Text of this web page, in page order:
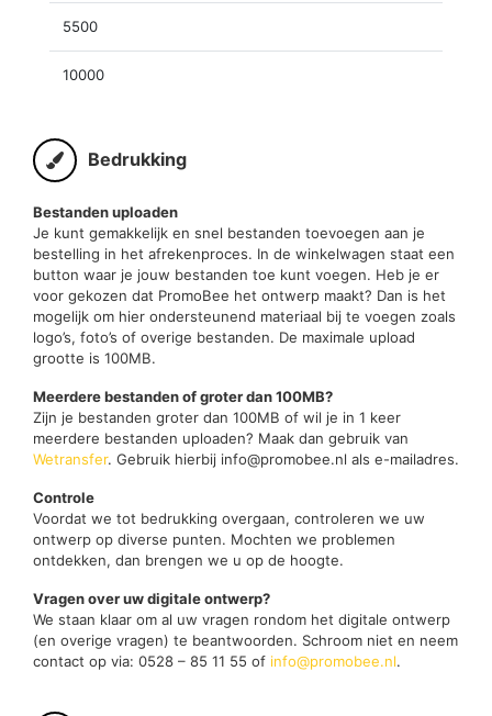
5500
10000
Bedrukking
Bestanden uploaden
Je kunt gemakkelijk en snel bestanden toevoegen aan je
bestelling in het afrekenproces. In de winkelwagen staat een
button waar je jouw bestanden toe kunt voegen. Heb je er
voor gekozen dat PromoBee het ontwerp maakt? Dan is het
mogelijk om hier ondersteunend materiaal bij te voegen zoals
logo’s, foto’s of overige bestanden. De maximale upload
grootte is 100MB.
Meerdere bestanden of groter dan 100MB?
Zijn je bestanden groter dan 100MB of wil je in 1 keer
meerdere bestanden uploaden? Maak dan gebruik van
Wetransfer. Gebruik hierbij info@promobee.nl als e-mailadres.
Controle
Voordat we tot bedrukking overgaan, controleren we uw
ontwerp op diverse punten. Mochten we problemen
ontdekken, dan brengen we u op de hoogte.
Vragen over uw digitale ontwerp?
We staan klaar om al uw vragen rondom het digitale ontwerp
(en overige vragen) te beantwoorden. Schroom niet en neem
contact op via: 0528 – 85 11 55 of info@promobee.nl.